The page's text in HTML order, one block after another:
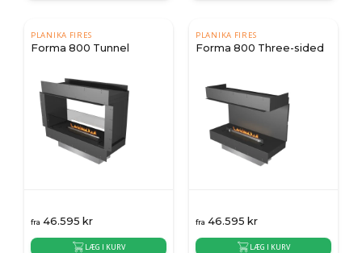
PLANIKA FIRES
Forma 800 Tunnel
fra 46.595 kr
LÆG I KURV
PLANIKA FIRES
Forma 800 Three-sided
fra 46.595 kr
LÆG I KURV